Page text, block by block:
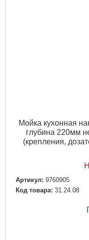
Мойка кухонная
глубина 220мм
(крепления,
Артикул: 9760905
Код товара: 31.24.08